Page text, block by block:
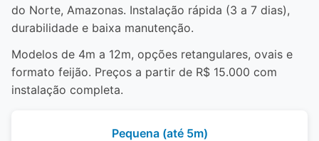
do Norte, Amazonas. Instalação rápida (3 a 7 dias),
durabilidade e baixa manutenção.
Modelos de 4m a 12m, opções retangulares, ovais e
formato feijão. Preços a partir de R$ 15.000 com
instalação completa.
Pequena (até 5m)